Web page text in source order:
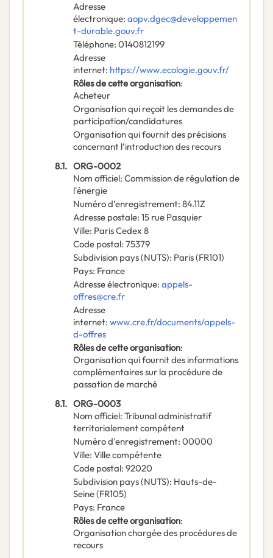
Adresse
électronique: aopv.dgec@developpemen
t-durable.gouv.fr
Téléphone: 0140812199
Adresse
internet: https://www.ecologie.gouv.fr/
Rôles de cette organisation:
Acheteur
Organisation qui reçoit les demandes de
participation/candidatures
Organisation qui fournit des précisions
concernant l’introduction des recours
8.1. ORG-0002
Nom officiel: Commission de régulation de
l'énergie
Numéro d’enregistrement: 84.11Z
Adresse postale: 15 rue Pasquier
Ville: Paris Cedex 8
Code postal: 75379
Subdivision pays (NUTS): Paris(FR101)
Pays: France
Adresse électronique: appels-
offres@cre.fr
Adresse
internet: www.cre.fr/documents/appels-
d-offres
Rôles de cette organisation:
Organisation qui fournit des informations
complémentaires sur la procédure de
passation de marché
8.1. ORG-0003
Nom officiel: Tribunal administratif
territorialement compétent
Numéro d’enregistrement: 00000
Ville: Ville compétente
Code postal: 92020
Subdivision pays (NUTS): Hauts-de-
Seine(FR105)
Pays: France
Rôles de cette organisation:
Organisation chargée des procédures de
recours